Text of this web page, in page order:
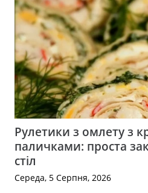
Рулетики з омлету з
паличками: проста
стіл
Середа, 5 Серпня, 2026